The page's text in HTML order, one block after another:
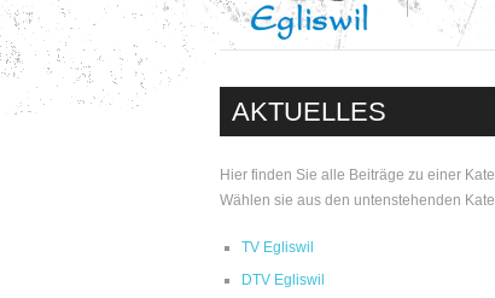
AKTUELLES
Hier finden Sie alle Beiträge zu einer
Wählen sie aus den untenstehenden
TV Egliswil
DTV Egliswil